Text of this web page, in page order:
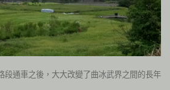
段通車之後，大大改變了曲冰武界之間的長年